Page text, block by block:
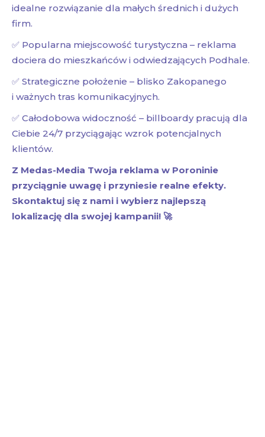
idealne rozwiązanie dla małych średnich i dużych
firm.
✅ Popularna miejscowość turystyczna – reklama
dociera do mieszkańców i odwiedzających Podhale.
✅ Strategiczne położenie – blisko Zakopanego
i ważnych tras komunikacyjnych.
✅ Całodobowa widoczność – billboardy pracują dla
Ciebie 24/7 przyciągając wzrok potencjalnych
klientów.
Z Medas-Media Twoja reklama w Poroninie
przyciągnie uwagę i przyniesie realne efekty.
Skontaktuj się z nami i wybierz najlepszą
lokalizację dla swojej kampanii! 🚀